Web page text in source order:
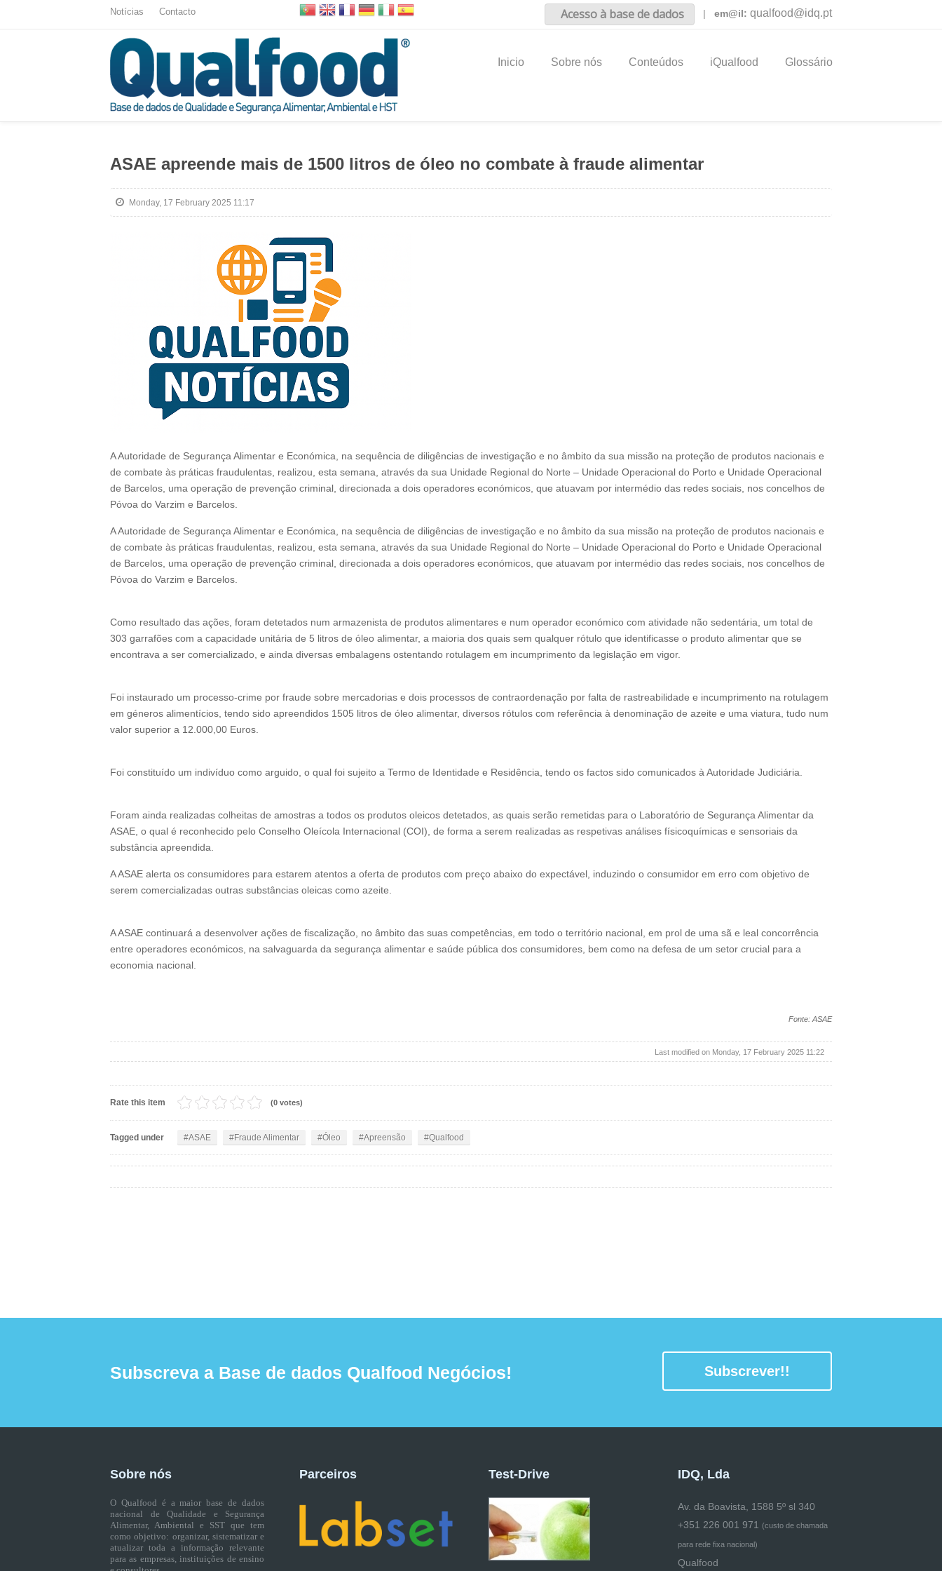
Notícias Contacto Acesso à base de dados | em@il: qualfood@idq.pt
Inicio Sobre nós Conteúdos iQualfood Glossário
ASAE apreende mais de 1500 litros de óleo no combate à fraude alimentar
Monday, 17 February 2025 11:17
A Autoridade de Segurança Alimentar e Económica, na sequência de diligências de investigação e no âmbito da sua missão na proteção de produtos nacionais e
de combate às práticas fraudulentas, realizou, esta semana, através da sua Unidade Regional do Norte – Unidade Operacional do Porto e Unidade Operacional
de Barcelos, uma operação de prevenção criminal, direcionada a dois operadores económicos, que atuavam por intermédio das redes sociais, nos concelhos de
Póvoa do Varzim e Barcelos.
AAutoridade de Segurança Alimentar e Económica , na sequência de diligências de investigação e no âmbito da sua missão na proteção de produtos nacionais e
de combate às práticas fraudulentas, realizou, esta semana, através da sua Unidade Regional do Norte – Unidade Operacional do Porto e Unidade Operacional
de Barcelos , uma operação de prevenção criminal, direcionada a dois operadores económicos, que atuavam por intermédio das redes sociais, nos concelhos de
Póvoa do Varzim e Barcelos.
Como resultado das ações, foram detetados num armazenista de produtos alimentares e num operador económico com atividade não sedentária, um total de
303 garrafões com a capacidade unitária de 5 litros de óleo alimentar, a maioria dos quais sem qualquer rótulo que identificasse o produto alimentar que se
encontrava a ser comercializado, e ainda diversas embalagens ostentando rotulagem em incumprimento da legislação em vigor.
Foi instaurado um processo-crime por fraude sobre mercadorias e dois processos de contraordenação por falta de rastreabilidade e incumprimento na rotulagem
em géneros alimentícios , tendo sido apreendidos 1505 litros de óleo alimentar, diversos rótulos com referência à denominação de azeite e uma viatura, tudo num
valor superior a 12.000,00 Euros.
Foi constituído um indivíduo como arguido , o qual foi sujeito a Termo de Identidade e Residência, tendo os factos sido comunicados à Autoridade Judiciária.
Foram ainda realizadas colheitas de amostras a todos os produtos oleicos detetados, as quais serão remetidas para o Laboratório de Segurança Alimentar da
ASAE, o qual é reconhecido pelo Conselho Oleícola Internacional (COI), de forma a serem realizadas as respetivas análises físicoquímicas e sensoriais da
substância apreendida.
AASAE alerta os consumidores para estarem atentos a oferta de produtos com preço abaixo do expectável , induzindo o consumidor em erro com objetivo de
serem comercializadas outras substâncias oleicas como azeite.
A ASAE continuará a desenvolver ações de fiscalização, no âmbito das suas competências, em todo o território nacional, em prol de uma sã e leal concorrência
entre operadores económicos, na salvaguarda da segurança alimentar e saúde pública dos consumidores, bem como na defesa de um setor crucial para a
economia nacional.
Fonte: ASAE
Last modified on Monday, 17 February 2025 11:22
Rate this item (0 votes)
Tagged under ASAE Fraude Alimentar Óleo Apreensão Qualfood
Subscreva a Base de dados Qualfood Negócios! Subscrever!!
Sobre nós
O Qualfood é a maior base de dados
nacional de Qualidade e Segurança
Alimentar, Ambiental e SST que tem
como objetivo: organizar, sistematizar e
atualizar toda a informação relevante
para as empresas, instituições de ensino
Parceiros Test-Drive IDQ, Lda
Av. da Boavista, 1588 5º sl 340
+351 226 001 971 (custo de chamada
para rede fixa nacional)
Qualfood